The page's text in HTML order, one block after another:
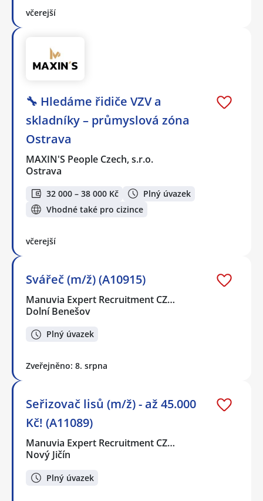
včerejší
🔧 Hledáme řidiče VZV a
skladníky – průmyslová zóna
Ostrava
MAXIN'S People Czech, s.r.o.
Ostrava
32 000 – 38 000 Kč
Plný úvazek
Vhodné také pro cizince
včerejší
Svářeč (m/ž) (A10915)
Manuvia Expert Recruitment CZ…
Dolní Benešov
Plný úvazek
Zveřejněno: 8. srpna
Seřizovač lisů (m/ž) - až 45.000
Kč! (A11089)
Manuvia Expert Recruitment CZ…
Nový Jičín
Plný úvazek